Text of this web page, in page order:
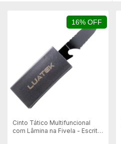
16% OFF
Cinto Tático Multifuncional
com Lâmina na Fivela - Escrita